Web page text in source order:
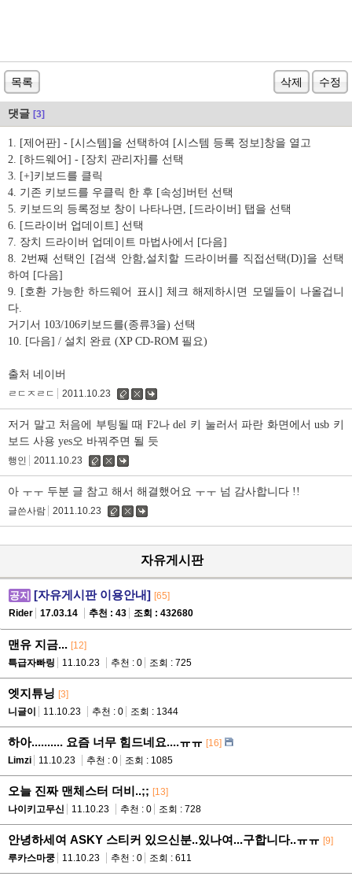
목록 삭제 수정
댓글 [3]
1. [제어판] - [시스템]을 선택하여 [시스템 등록 정보]창을 열고
2. [하드웨어] - [장치 관리자]를 선택
3. [+]키보드를 클릭
4. 기존 키보드를 우클릭 한 후 [속성]버턴 선택
5. 키보드의 등록정보 창이 나타나면, [드라이버] 탭을 선택
6. [드라이버 업데이트] 선택
7. 장치 드라이버 업데이트 마법사에서 [다음]
8. 2번째 선택인 [검색 안함,설치할 드라이버를 직접선택(D)]을 선택
하여 [다음]
9. [호환 가능한 하드웨어 표시] 체크 해제하시면 모델들이 나올겁니
다.
거기서 103/106키보드를(종류3을) 선택
10. [다음] / 설치 완료 (XP CD-ROM 필요)
출처 네이버
ㄹㄷㅈㄹㄷ 2011.10.23
수
삭
저거 말고 처음에 부팅될 때 F2나 del 키 눌러서 파란 화면에서 usb 키
보드 사용 yes오 바꿔주면 될 듯
행인 2011.10.23
수
삭
아 ㅜㅜ 두분 글 참고 해서 해결했어요 ㅜㅜ 넘 감사합니다 !!
글쓴사람 2011.10.23
수
삭
자유게시판
공지 [자유게시판 이용안내] [65]
Rider
17.03.14 추천 : 43 조회 : 432680
맨유 지금... [12]
특급자빠링
11.10.23 추천 : 0 조회 : 725
엣지튜닝 [3]
니글이
11.10.23 추천 : 0 조회 : 1344
하아.......... 요즘 너무 힘드네요....ㅠㅠ [16]
Limzi
11.10.23 추천 : 0 조회 : 1085
오늘 진짜 맨체스터 더비..;; [13]
나이키고무신
11.10.23 추천 : 0 조회 : 728
안녕하세여 ASKY 스티커 있으신분..있나여...구합니다..ㅠㅠ [9]
루카스마쿵
11.10.23 추천 : 0 조회 : 611